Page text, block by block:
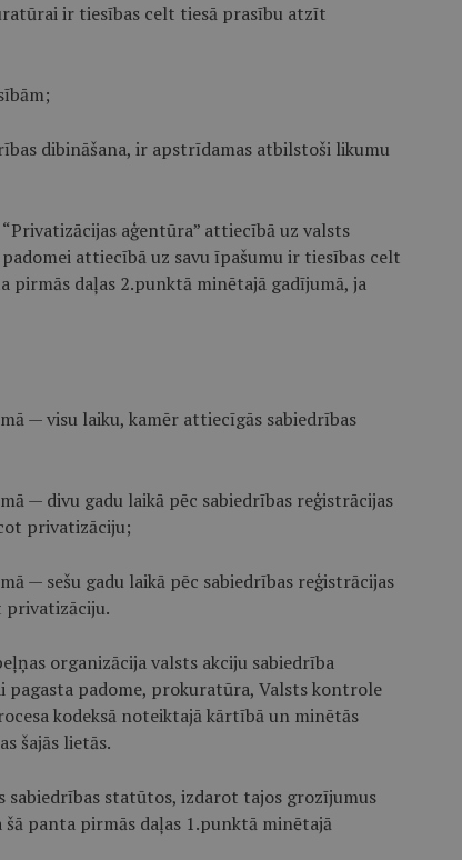
ir tiesības celt tiesā prasību atzīt
dibināšana, ir apstrīdamas atbilstoši likumu
aģentūra” attiecībā uz valsts
attiecībā uz savu īpašumu ir tiesības celt
pirmās daļas 2.punktā minētajā gadījumā, ja
— visu laiku, kamēr attiecīgās sabiedrības
— divu gadu laikā pēc sabiedrības reģistrācijas
privatizāciju;
— sešu gadu laikā pēc sabiedrības reģistrācijas
privatizāciju.
organizācija valsts akciju sabiedrība
pagasta padome, prokuratūra, Valsts kontrole
kodeksā noteiktajā kārtībā un minētās
šajās lietās.
statūtos, izdarot tajos grozījumus
panta pirmās daļas 1.punktā minētajā